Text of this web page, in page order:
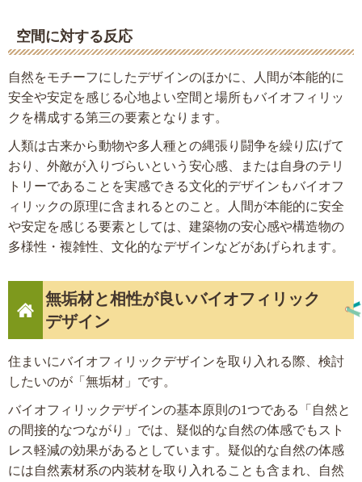
空間に対する反応
自然をモチーフにしたデザインのほかに、人間が本能的に
安全や安定を感じる心地よい空間と場所もバイオフィリッ
クを構成する第三の要素となります。
人類は古来から動物や多人種との縄張り闘争を繰り広げて
おり、外敵が入りづらいという安心感、または自身のテリ
トリーであることを実感できる文化的デザインもバイオフ
ィリックの原理に含まれるとのこと。人間が本能的に安全
や安定を感じる要素としては、建築物の安心感や構造物の
多様性・複雑性、文化的なデザインなどがあげられます。
無垢材と相性が良いバイオフィリック
デザイン
住まいにバイオフィリックデザインを取り入れる際、検討
したいのが「無垢材」です。
バイオフィリックデザインの基本原則の1つである「自然と
の間接的なつながり」では、疑似的な自然の体感でもスト
レス軽減の効果があるとしています。疑似的な自然の体感
には自然素材系の内装材を取り入れることも含まれ、自然